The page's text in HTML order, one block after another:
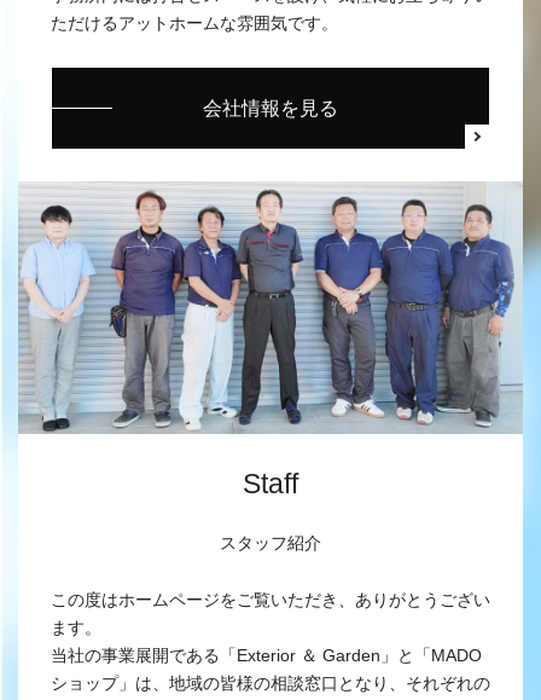
ただけるアットホームな雰囲気です。
会社情報を見る
Staff
スタッフ紹介
この度はホームページをご覧いただき、ありがとうござい
ます。
当社の事業展開である「Exterior ＆ Garden」と「MADO
ショップ」は、地域の皆様の相談窓口となり、それぞれの